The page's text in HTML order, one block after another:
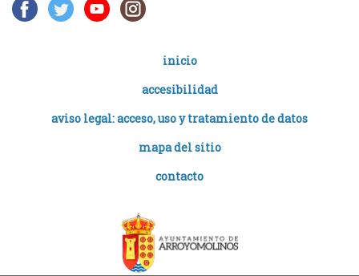
inicio
accesibilidad
aviso legal: acceso, uso y tratamiento de datos
mapa del sitio
contacto